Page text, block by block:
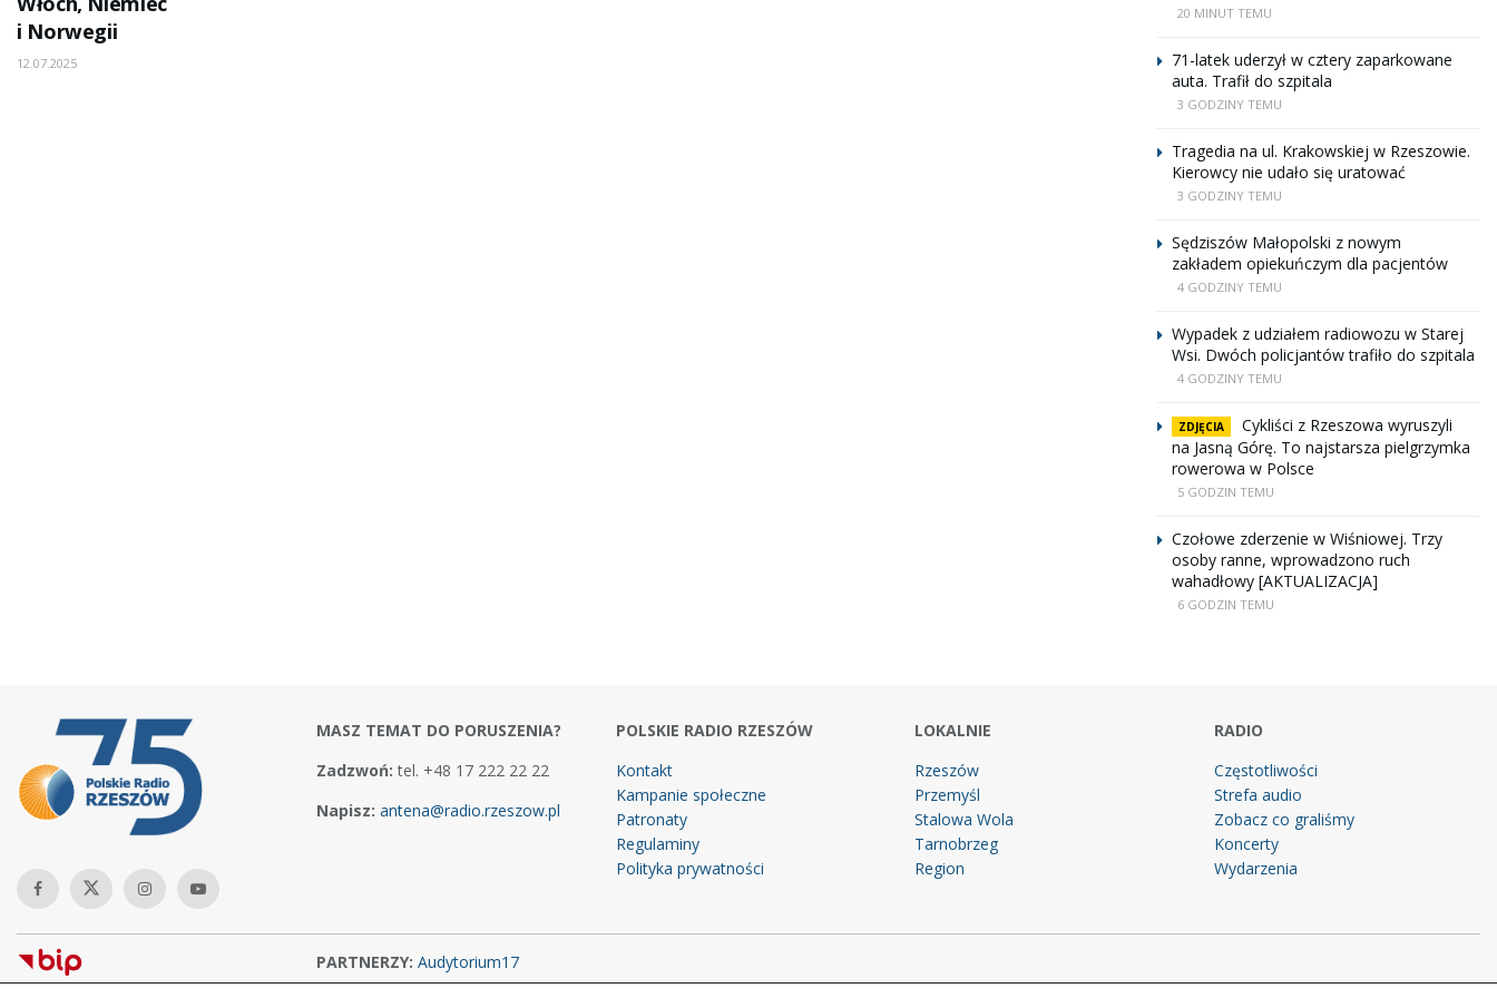
i Norwegii
12.07.2025
20 MINUT TEMU
71-latek uderzył w cztery zaparkowane
auta. Trafił do szpitala
3 GODZINY TEMU
Tragedia na ul. Krakowskiej w Rzeszowie.
Kierowcy nie udało się uratować
3 GODZINY TEMU
Sędziszów Małopolski z nowym
zakładem opiekuńczym dla pacjentów
4 GODZINY TEMU
Wypadek z udziałem radiowozu w Starej
Wsi. Dwóch policjantów trafiło do szpitala
4 GODZINY TEMU
ZDJĘCIA
Cykliści z Rzeszowa wyruszyli
na Jasną Górę. To najstarsza pielgrzymka
rowerowa w Polsce
5 GODZIN TEMU
Czołowe zderzenie w Wiśniowej. Trzy
osoby ranne, wprowadzono ruch
wahadłowy [AKTUALIZACJA]
6 GODZIN TEMU
MASZ TEMAT DO PORUSZENIA?
Zadzwoń: tel. +48 17 222 22 22
Napisz: antena@radio.rzeszow.pl
POLSKIE RADIO RZESZÓW
Kontakt
Kampanie społeczne
Patronaty
Regulaminy
Polityka prywatności
LOKALNIE
Rzeszów
Przemyśl
Stalowa Wola
Tarnobrzeg
Region
RADIO
Częstotliwości
Strefa audio
Zobacz co graliśmy
Koncerty
Wydarzenia
PARTNERZY: Audytorium17